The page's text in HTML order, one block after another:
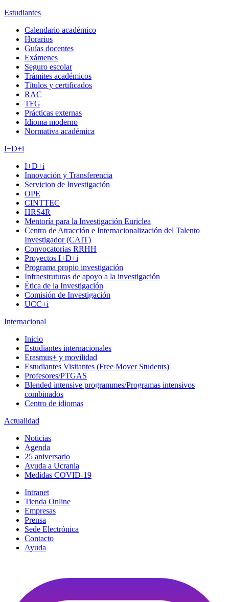
Estudiantes
Calendario académico
Horarios
Guías docentes
Exámenes
Seguro escolar
Trámites académicos
Títulos y certificados
RAC
TFG
Prácticas externas
Idioma moderno
Normativa académica
I+D+i
I+D+i
Innovación y Transferencia
Servicion de Investigación
OPE
CINTTEC
HRS4R
Mentoría para la Investigación Euriclea
Centro de Atracción e Internacionalización del Talento
Investigador (CAIT)
Convocatorias RRHH
Proyectos I+D+i
Programa propio investigación
Infraestruturas de apoyo a la investigación
Ética de la Investigación
Comisión de Investigación
UCC+i
Internacional
Inicio
Estudiantes internacionales
Erasmus+ y movilidad
Estudiantes Visitantes (Free Mover Students)
Profesores/PTGAS
Blended intensive programmes/Programas intensivos
combinados
Centro de idiomas
Actualidad
Noticias
Agenda
25 aniversario
Ayuda a Ucrania
Medidas COVID-19
Intranet
Tienda Online
Empresas
Prensa
Sede Electrónica
Contacto
Ayuda